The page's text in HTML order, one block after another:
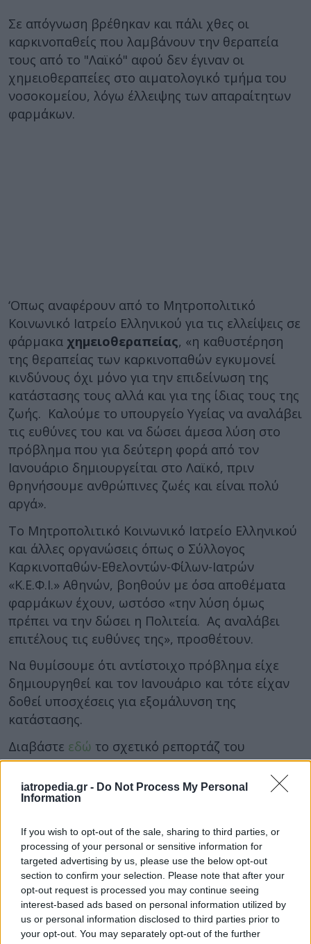
iatropedia.gr - Do Not Process My Personal
Information
If you wish to opt-out of the sale, sharing to third parties, or
processing of your personal or sensitive information for
targeted advertising by us, please use the below opt-out
section to confirm your selection. Please note that after your
opt-out request is processed you may continue seeing
interest-based ads based on personal information utilized by
us or personal information disclosed to third parties prior to
your opt-out. You may separately opt-out of the further
Σε απόγνωση βρέθηκαν και πάλι χθες οι
καρκινοπαθείς που λαμβάνουν την θεραπεία
τους από το "Λαϊκό" αφού δεν έγιναν οι
χημειοθεραπείες στο αιματολογικό τμήμα του
νοσοκομείου, λόγω έλλειψης των απαραίτητων
φαρμάκων.
‘Οπως αναφέρουν από το Μητροπολιτικό
Κοινωνικό Ιατρείο Ελληνικού για τις ελλείψεις σε
φάρμακα χημειοθεραπείας, «η καθυστέρηση
της θεραπείας των καρκινοπαθών εγκυμονεί
κινδύνους όχι μόνο για την επιδείνωση της
κατάστασης τους αλλά και για της ίδιας τους της
ζωής. Καλούμε το υπουργείο Υγείας να αναλάβει
τις ευθύνες του και να δώσει άμεσα λύση στο
πρόβλημα που για δεύτερη φορά από τον
Ιανουάριο δημιουργείται στο Λαϊκό, πριν
θρηνήσουμε ανθρώπινες ζωές και είναι πολύ
αργά».
Το Μητροπολιτικό Κοινωνικό Ιατρείο Ελληνικού
και άλλες οργανώσεις όπως ο Σύλλογος
Καρκινοπαθών-Εθελοντών-Φίλων-Ιατρών
«Κ.Ε.Φ.Ι.» Αθηνών, βοηθούν με όσα αποθέματα
φαρμάκων έχουν, ωστόσο «την λύση όμως
πρέπει να την δώσει η Πολιτεία. Ας αναλάβει
επιτέλους τις ευθύνες της», προσθέτουν.
Να θυμίσουμε ότι αντίστοιχο πρόβλημα είχε
δημιουργηθεί και τον Ιανουάριο και τότε είχαν
δοθεί υποσχέσεις για εξομάλυνση της
κατάστασης.
Διαβάστε εδώ το σχετικό ρεπορτάζ του
iatropedia.